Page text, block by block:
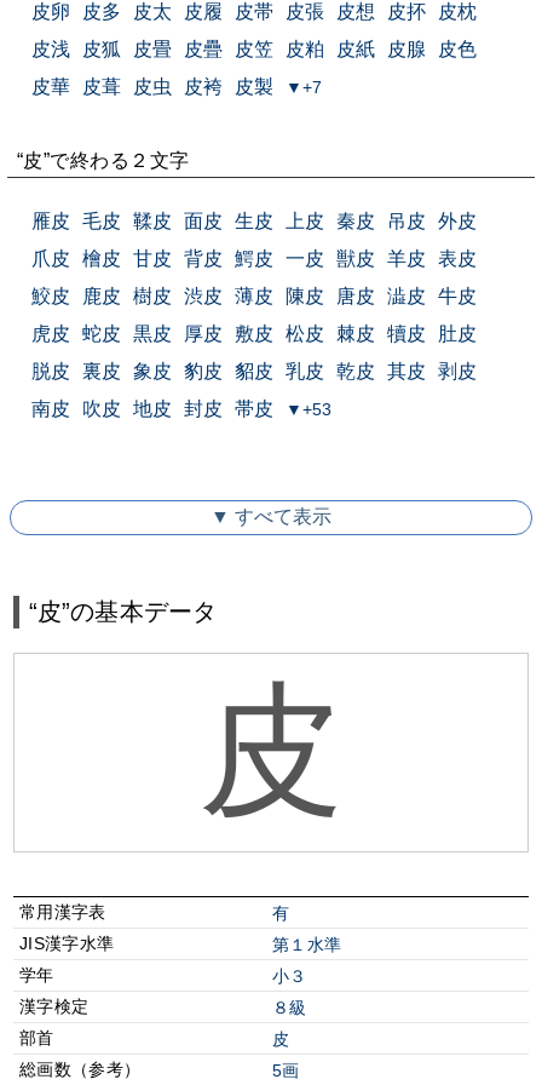
皮卵
皮多 皮太 皮履 皮帯 皮張 皮想 皮抔
皮枕
皮浅
皮狐 皮畳 皮疊 皮笠 皮粕 皮紙 皮腺
皮色
皮華
皮葺 皮虫 皮袴 皮製 ▼+7
“皮”で終わる２文字
雁皮 毛皮 鞣皮 面皮 生皮 上皮 秦皮 吊皮
外皮
爪皮
檜皮 甘皮 背皮 鰐皮 一皮 獣皮 羊皮
表皮
鮫皮
鹿皮 樹皮 渋皮 薄皮 陳皮 唐皮 澁皮
牛皮
虎皮
蛇皮 黒皮 厚皮 敷皮 松皮 棘皮 犢皮
肚皮
脱皮
裏皮 象皮 豹皮 貂皮 乳皮 乾皮 其皮
剥皮
南皮
吹皮 地皮 封皮 帯皮 ▼+53
▼ すべて表示
“皮”の基本データ
皮
常用漢字表
有
JIS漢字水準
第１水準
学年
小３
漢字検定
８級
部首
⽪
総画数（参考）
5画